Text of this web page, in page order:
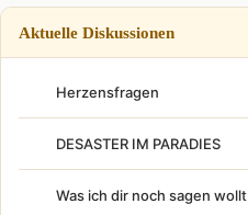
Aktuelle Diskussionen
Herzensfragen
DESASTER IM PARADIES
Was ich dir noch sagen wollt